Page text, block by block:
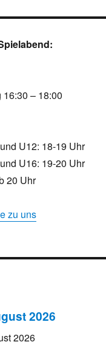
– 18:00
U12: 18-19 Uhr
U16: 19-20 Uhr
20 Uhr
zu uns
2026
2026